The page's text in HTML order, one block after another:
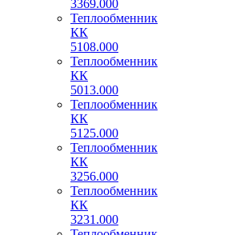
3369.000
Теплообменник
КК
5108.000
Теплообменник
КК
5013.000
Теплообменник
КК
5125.000
Теплообменник
КК
3256.000
Теплообменник
КК
3231.000